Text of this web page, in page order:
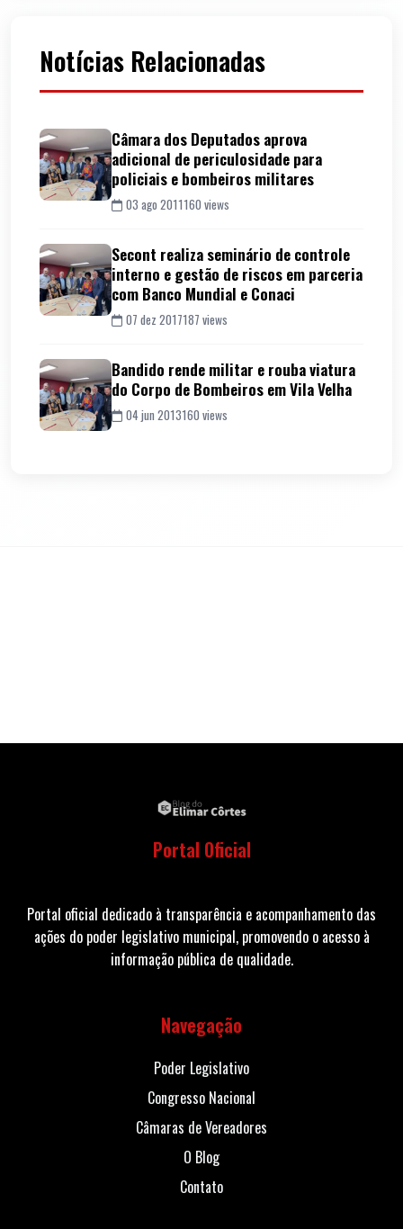
Notícias Relacionadas
Câmara dos Deputados aprova
adicional de periculosidade para
policiais e bombeiros militares
03 ago 2011160 views
Secont realiza seminário de controle
interno e gestão de riscos em parceria
com Banco Mundial e Conaci
07 dez 2017187 views
Bandido rende militar e rouba viatura
do Corpo de Bombeiros em Vila Velha
04 jun 2013160 views
Portal Oficial
Portal oficial dedicado à transparência e acompanhamento das
ações do poder legislativo municipal, promovendo o acesso à
informação pública de qualidade.
Navegação
Poder Legislativo
Congresso Nacional
Câmaras de Vereadores
O Blog
Contato